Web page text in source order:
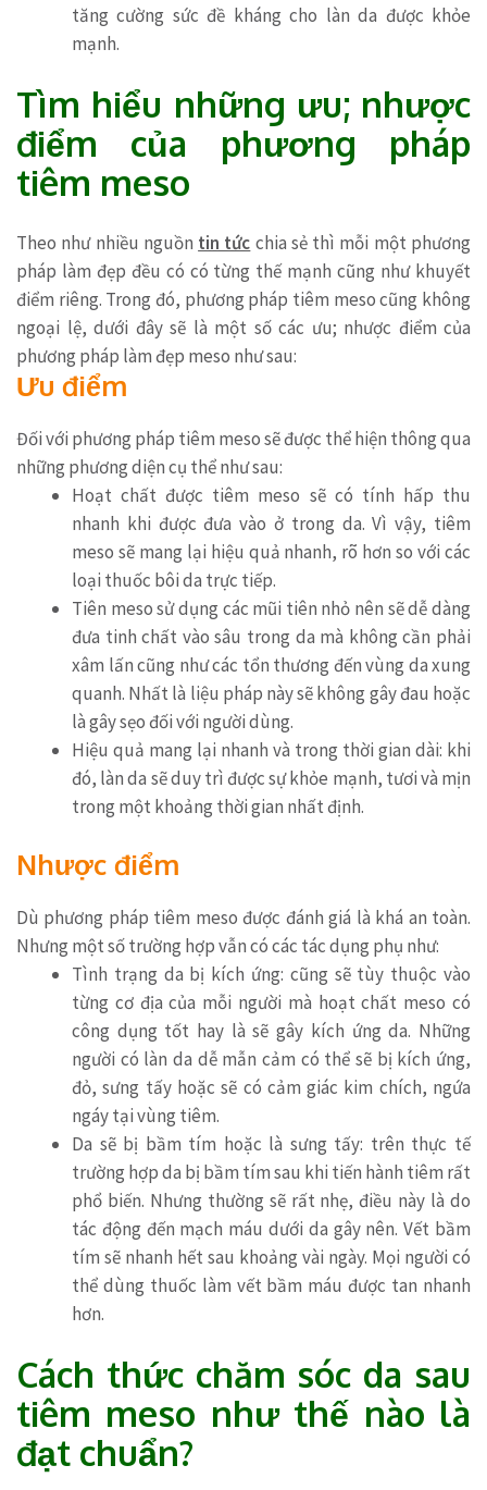
tăng cường sức đề kháng cho làn da được khỏe
mạnh.
Tìm hiểu những ưu; nhược
điểm của phương pháp
tiêm meso
Theo như nhiều nguồn tin tức chia sẻ thì mỗi một phương
pháp làm đẹp đều có có từng thế mạnh cũng như khuyết
điểm riêng. Trong đó, phương pháp tiêm meso cũng không
ngoại lệ, dưới đây sẽ là một số các ưu; nhược điểm của
phương pháp làm đẹp meso như sau:
Ưu điểm
Đối với phương pháp tiêm meso sẽ được thể hiện thông qua
những phương diện cụ thể như sau:
Hoạt chất được tiêm meso sẽ có tính hấp thu
nhanh khi được đưa vào ở trong da. Vì vậy, tiêm
meso sẽ mang lại hiệu quả nhanh, rõ hơn so với các
loại thuốc bôi da trực tiếp.
Tiên meso sử dụng các mũi tiên nhỏ nên sẽ dễ dàng
đưa tinh chất vào sâu trong da mà không cần phải
xâm lấn cũng như các tổn thương đến vùng da xung
quanh. Nhất là liệu pháp này sẽ không gây đau hoặc
là gây sẹo đối với người dùng.
Hiệu quả mang lại nhanh và trong thời gian dài: khi
đó, làn da sẽ duy trì được sự khỏe mạnh, tươi và mịn
trong một khoảng thời gian nhất định.
Nhược điểm
Dù phương pháp tiêm meso được đánh giá là khá an toàn.
Nhưng một số trường hợp vẫn có các tác dụng phụ như:
Tình trạng da bị kích ứng: cũng sẽ tùy thuộc vào
từng cơ địa của mỗi người mà hoạt chất meso có
công dụng tốt hay là sẽ gây kích ứng da. Những
người có làn da dễ mẫn cảm có thể sẽ bị kích ứng,
đỏ, sưng tấy hoặc sẽ có cảm giác kim chích, ngứa
ngáy tại vùng tiêm.
Da sẽ bị bầm tím hoặc là sưng tấy: trên thực tế
trường hợp da bị bầm tím sau khi tiến hành tiêm rất
phổ biến. Nhưng thường sẽ rất nhẹ, điều này là do
tác động đến mạch máu dưới da gây nên. Vết bầm
tím sẽ nhanh hết sau khoảng vài ngày. Mọi người có
thể dùng thuốc làm vết bầm máu được tan nhanh
hơn.
Cách thức chăm sóc da sau
tiêm meso như thế nào là
đạt chuẩn?